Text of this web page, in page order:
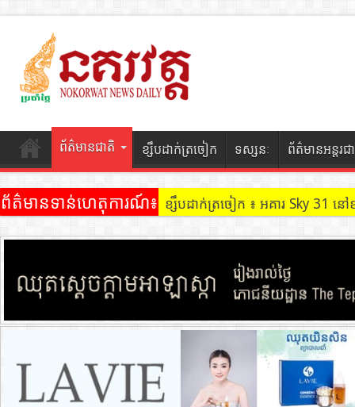
ព័ត៌មានជាតិ ខ្សឹបដាក់ត្រចៀក ទស្សនៈ ព័ត៌មានអន្តរជ
ព័ត៌មានទាន់ហេតុការណ៍៖ ខ្សឹបដាក់ត្រចៀក ៖ អគារ Sky 31
ខ្សឹបដាក់ត្រចៀក ៖ ដល់ករ ! ឈ្មួញដឹក